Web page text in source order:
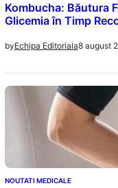
Kombucha: Băutura
Glicemia în Timp
byEchipa Editoriala8 august
NOUTATI MEDICALE